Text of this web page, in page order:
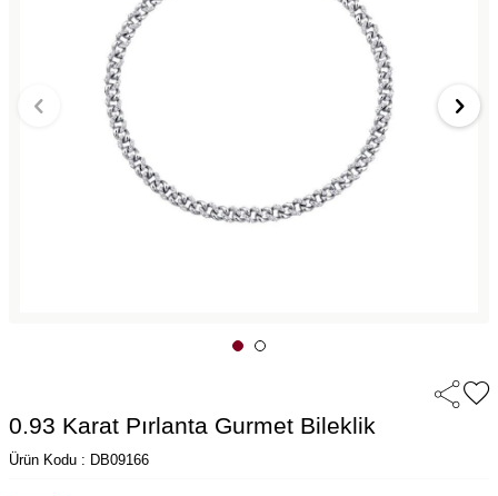
0.93 Karat Pırlanta Gurmet Bileklik
Ürün Kodu : DB09166